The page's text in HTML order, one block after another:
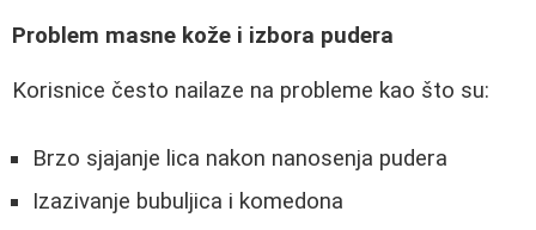
Problem masne kože i izbora pudera
Korisnice često nailaze na probleme kao što su:
Brzo sjajanje lica nakon nanosenja pudera
Izazivanje bubuljica i komedona